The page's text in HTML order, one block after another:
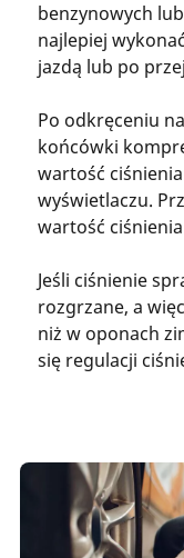
benzynowych
najlepiej
jazdą lub po
Po odkręceniu
końcówki
wartość
wyświetlaczu.
wartość
Jeśli ciśnienie
rozgrzane, a
niż w oponach
się regulacji